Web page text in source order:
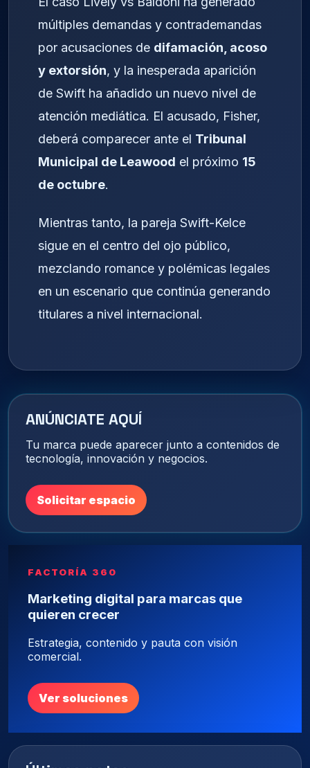
múltiples demandas y contrademandas
por acusaciones de difamación, acoso
y extorsión, y la inesperada aparición
de Swift ha añadido un nuevo nivel de
atención mediática. El acusado, Fisher,
deberá comparecer ante el Tribunal
Municipal de Leawood el próximo 15
de octubre.
Mientras tanto, la pareja Swift-Kelce
sigue en el centro del ojo público,
mezclando romance y polémicas legales
en un escenario que continúa generando
titulares a nivel internacional.
ANÚNCIATE AQUÍ
Tu marca puede aparecer junto a contenidos de
tecnología, innovación y negocios.
Solicitar espacio
FACTORÍA 360
Marketing digital para marcas que
quieren crecer
Estrategia, contenido y pauta con visión
comercial.
Ver soluciones